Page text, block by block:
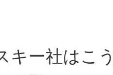
キー社はこ